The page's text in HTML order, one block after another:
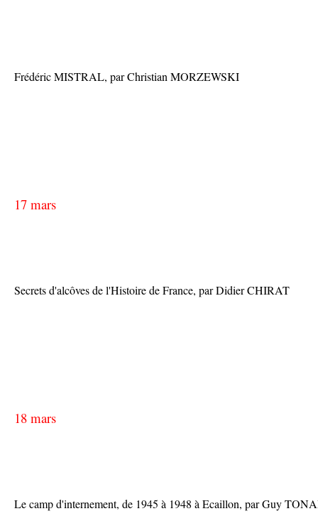
Frédéric MISTRAL, par Christian MORZEWSKI
17 mars
Secrets d'alcôves de l'Histoire de France, par Didier CHIRAT
18 mars
Le camp d'internement, de 1945 à 1948 à Ecaillon, par Guy